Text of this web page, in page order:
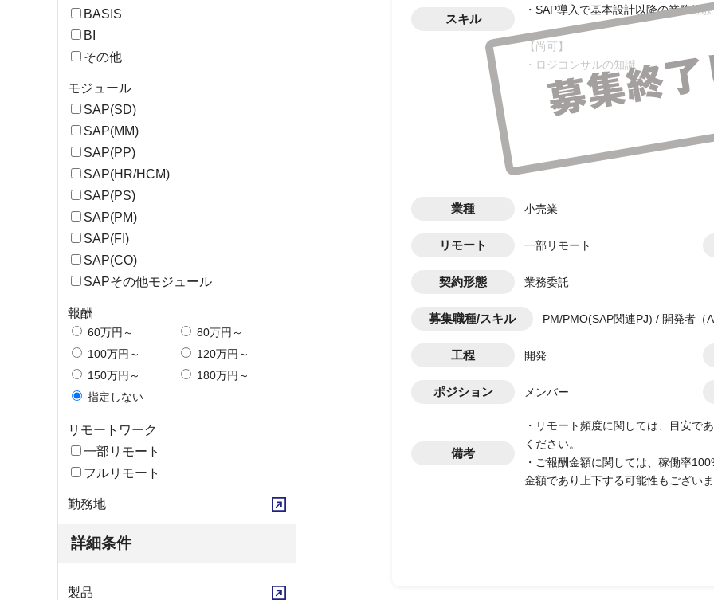
BASIS
BI
その他
モジュール
SAP(SD)
SAP(MM)
SAP(PP)
SAP(HR/HCM)
SAP(PS)
SAP(PM)
SAP(FI)
SAP(CO)
SAPその他モジュール
報酬
60万円～
80万円～
100万円～
120万円～
150万円～
180万円～
指定しない
リモートワーク
一部リモート
フルリモート
勤務地
詳細条件
製品
スキル
・SAP導入で基本設計以降の業務経験
【尚可】
・ロジコンサルの知識
業種 小売業
リモート 一部リモート
契約形態 業務委託
募集職種/スキル PM/PMO(SAP関連PJ) / 開発者（
工程 開発
ポジション メンバー
備考
・リモート頻度に関しては、目安で
ください。
・ご報酬金額に関しては、稼働率
金額であり上下する可能性もござい